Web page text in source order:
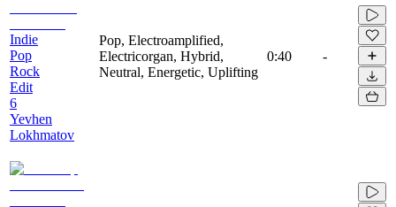
Indie
Pop
Rock
Edit
6
Yevhen
Lokhmatov
Pop, Electroamplified,
Electricorgan, Hybrid,
Neutral, Energetic, Uplifting
0:40 -